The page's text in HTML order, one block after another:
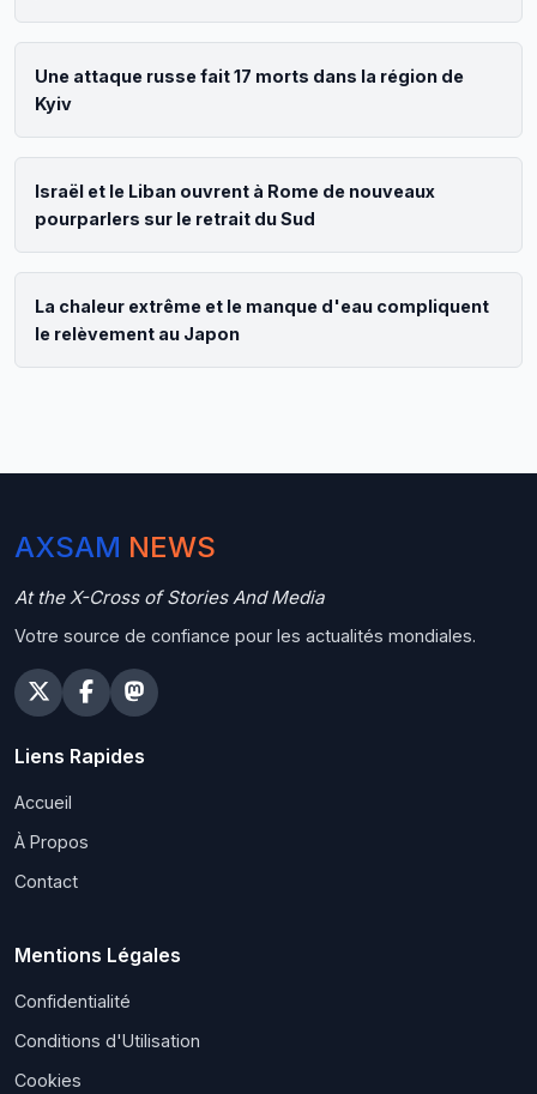
Une attaque russe fait 17 morts dans la région de
Kyiv
Israël et le Liban ouvrent à Rome de nouveaux
pourparlers sur le retrait du Sud
La chaleur extrême et le manque d'eau compliquent
le relèvement au Japon
AXSAM NEWS
At the X-Cross of Stories And Media
Votre source de confiance pour les actualités mondiales.
Liens Rapides
Accueil
À Propos
Contact
Mentions Légales
Confidentialité
Conditions d'Utilisation
Cookies